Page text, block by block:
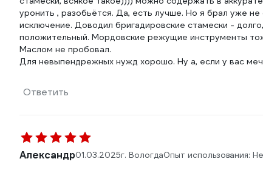
уронить , разобьётся. Да, есть лучше. Но я брал уже
исключение. Доводил бригадировские стамески -
положительный. Мордовские режущие инструменты
Маслом не пробовал.
Для невыпендрежных нужд хорошо. Ну а, если у вас
Ответить
Александр01.03.2025г. ВологдаОпыт использования: